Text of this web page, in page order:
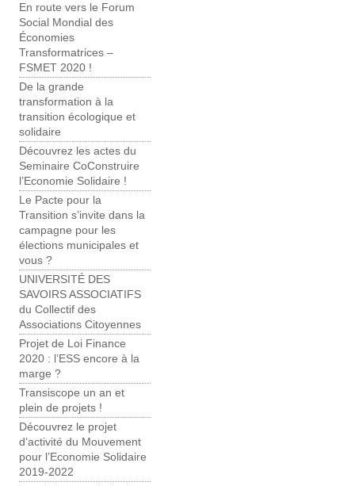
En route vers le Forum
Social Mondial des
Économies
Transformatrices –
FSMET 2020 !
De la grande
transformation à la
transition écologique et
solidaire
Découvrez les actes du
Seminaire CoConstruire
l’Economie Solidaire !
Le Pacte pour la
Transition s’invite dans la
campagne pour les
élections municipales et
vous ?
UNIVERSITÉ DES
SAVOIRS ASSOCIATIFS
du Collectif des
Associations Citoyennes
Projet de Loi Finance
2020 : l’ESS encore à la
marge ?
Transiscope un an et
plein de projets !
Découvrez le projet
d’activité du Mouvement
pour l’Economie Solidaire
2019-2022